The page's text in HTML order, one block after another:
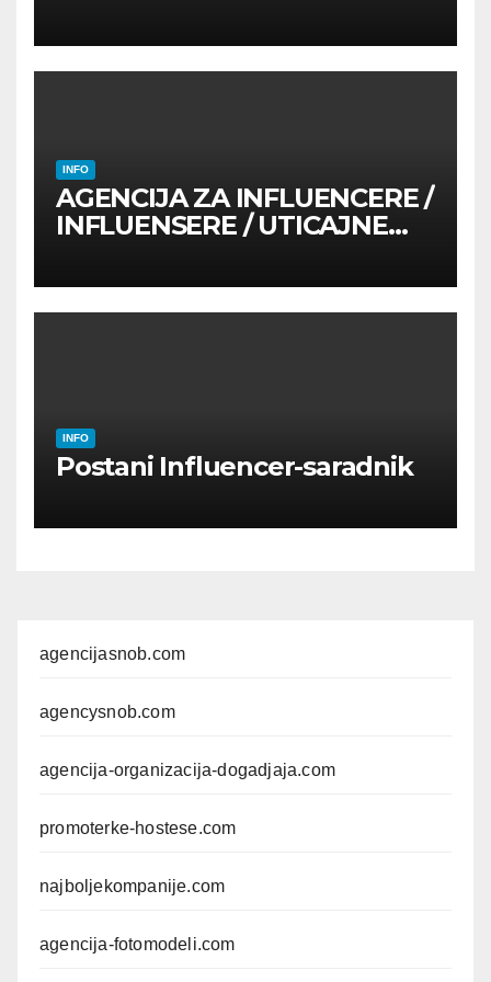
INFO
AGENCIJA ZA INFLUENCERE /
INFLUENSERE / UTICAJNE
INFO
Postani Influencer-saradnik
agencijasnob.com
agencysnob.com
agencija-organizacija-dogadjaja.com
promoterke-hostese.com
najboljekompanije.com
agencija-fotomodeli.com